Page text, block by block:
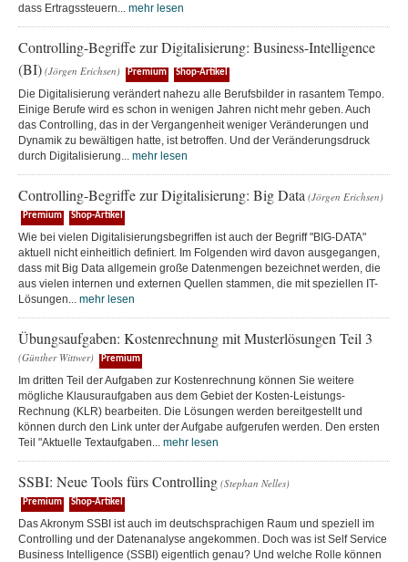
dass Ertragssteuern... mehr lesen
Controlling-Begriffe zur Digitalisierung: Business-Intelligence
(BI) (Jörgen Erichsen) Premium Shop-Artikel
Die Digitalisierung verändert nahezu alle Berufsbilder in rasantem Tempo.
Einige Berufe wird es schon in wenigen Jahren nicht mehr geben. Auch
das Controlling, das in der Vergangenheit weniger Veränderungen und
Dynamik zu bewältigen hatte, ist betroffen. Und der Veränderungsdruck
durch Digitalisierung... mehr lesen
Controlling-Begriffe zur Digitalisierung: Big Data (Jörgen Erichsen)
Premium Shop-Artikel
Wie bei vielen Digitalisierungsbegriffen ist auch der Begriff "BIG-DATA"
aktuell nicht einheitlich definiert. Im Folgenden wird davon ausgegangen,
dass mit Big Data allgemein große Datenmengen bezeichnet werden, die
aus vielen internen und externen Quellen stammen, die mit speziellen IT-
Lösungen... mehr lesen
Übungsaufgaben: Kostenrechnung mit Musterlösungen Teil 3
(Günther Wittwer) Premium
Im dritten Teil der Aufgaben zur Kostenrechnung können Sie weitere
mögliche Klausuraufgaben aus dem Gebiet der Kosten-Leistungs-
Rechnung (KLR) bearbeiten. Die Lösungen werden bereitgestellt und
können durch den Link unter der Aufgabe aufgerufen werden. Den ersten
Teil "Aktuelle Textaufgaben... mehr lesen
SSBI: Neue Tools fürs Controlling (Stephan Nelles)
Premium Shop-Artikel
Das Akronym SSBI ist auch im deutschsprachigen Raum und speziell im
Controlling und der Datenanalyse angekommen. Doch was ist Self Service
Business Intelligence (SSBI) eigentlich genau? Und welche Rolle können